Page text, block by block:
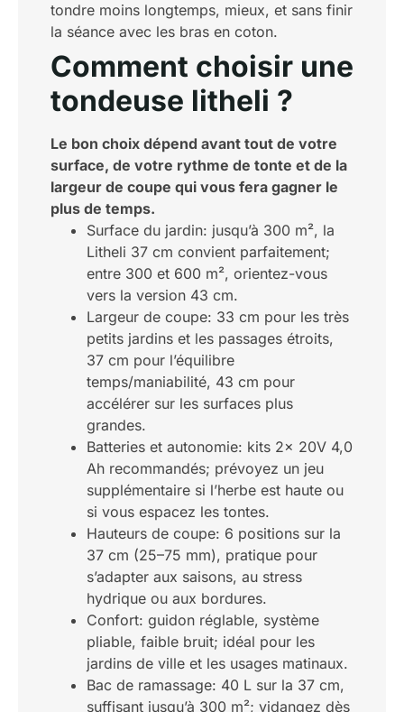
tondre moins longtemps, mieux, et sans finir
la séance avec les bras en coton.
Comment choisir une
tondeuse litheli ?
Le bon choix dépend avant tout de votre
surface, de votre rythme de tonte et de la
largeur de coupe qui vous fera gagner le
plus de temps.
Surface du jardin: jusqu’à 300 m², la
Litheli 37 cm convient parfaitement;
entre 300 et 600 m², orientez-vous
vers la version 43 cm.
Largeur de coupe: 33 cm pour les très
petits jardins et les passages étroits,
37 cm pour l’équilibre
temps/maniabilité, 43 cm pour
accélérer sur les surfaces plus
grandes.
Batteries et autonomie: kits 2x 20V 4,0
Ah recommandés; prévoyez un jeu
supplémentaire si l’herbe est haute ou
si vous espacez les tontes.
Hauteurs de coupe: 6 positions sur la
37 cm (25–75 mm), pratique pour
s’adapter aux saisons, au stress
hydrique ou aux bordures.
Confort: guidon réglable, système
pliable, faible bruit; idéal pour les
jardins de ville et les usages matinaux.
Bac de ramassage: 40 L sur la 37 cm,
suffisant jusqu’à 300 m²; vidangez dès